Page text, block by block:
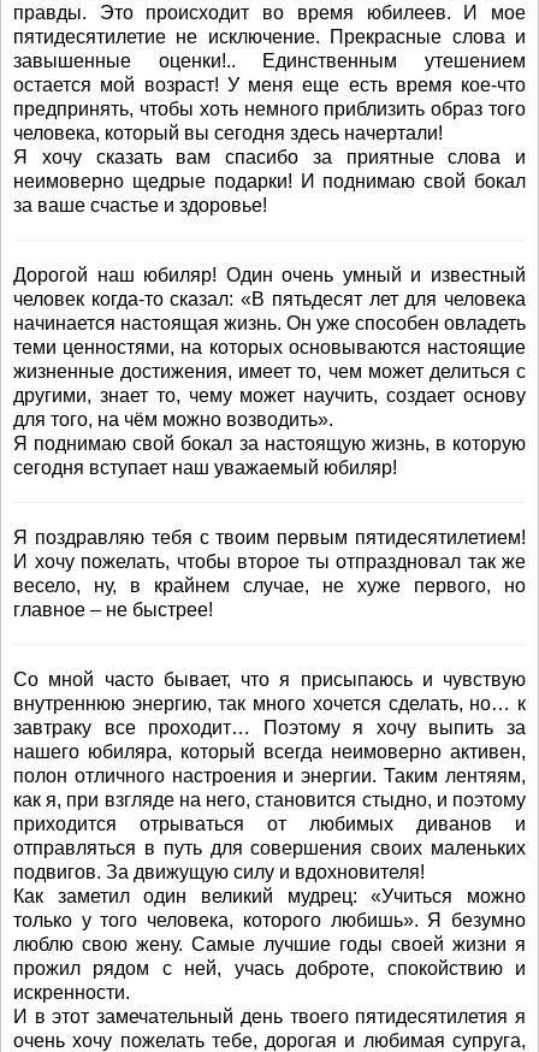
правды. Это происходит во время юбилеев. И мое
пятидесятилетие не исключение. Прекрасные слова и
завышенные оценки!.. Единственным утешением
остается мой возраст! У меня еще есть время кое-что
предпринять, чтобы хоть немного приблизить образ того
человека, который вы сегодня здесь начертали!
Я хочу сказать вам спасибо за приятные слова и
неимоверно щедрые подарки! И поднимаю свой бокал
за ваше счастье и здоровье!
Дорогой наш юбиляр! Один очень умный и известный
человек когда-то сказал: «В пятьдесят лет для человека
начинается настоящая жизнь. Он уже способен овладеть
теми ценностями, на которых основываются настоящие
жизненные достижения, имеет то, чем может делиться с
другими, знает то, чему может научить, создает основу
для того, на чём можно возводить».
Я поднимаю свой бокал за настоящую жизнь, в которую
сегодня вступает наш уважаемый юбиляр!
Я поздравляю тебя с твоим первым пятидесятилетием!
И хочу пожелать, чтобы второе ты отпраздновал так же
весело, ну, в крайнем случае, не хуже первого, но
главное – не быстрее!
Со мной часто бывает, что я присыпаюсь и чувствую
внутреннюю энергию, так много хочется сделать, но… к
завтраку все проходит… Поэтому я хочу выпить за
нашего юбиляра, который всегда неимоверно активен,
полон отличного настроения и энергии. Таким лентяям,
как я, при взгляде на него, становится стыдно, и поэтому
приходится отрываться от любимых диванов и
отправляться в путь для совершения своих маленьких
подвигов. За движущую силу и вдохновителя!
Как заметил один великий мудрец: «Учиться можно
только у того человека, которого любишь». Я безумно
люблю свою жену. Самые лучшие годы своей жизни я
прожил рядом с ней, учась доброте, спокойствию и
искренности.
И в этот замечательный день твоего пятидесятилетия я
очень хочу пожелать тебе, дорогая и любимая супруга,